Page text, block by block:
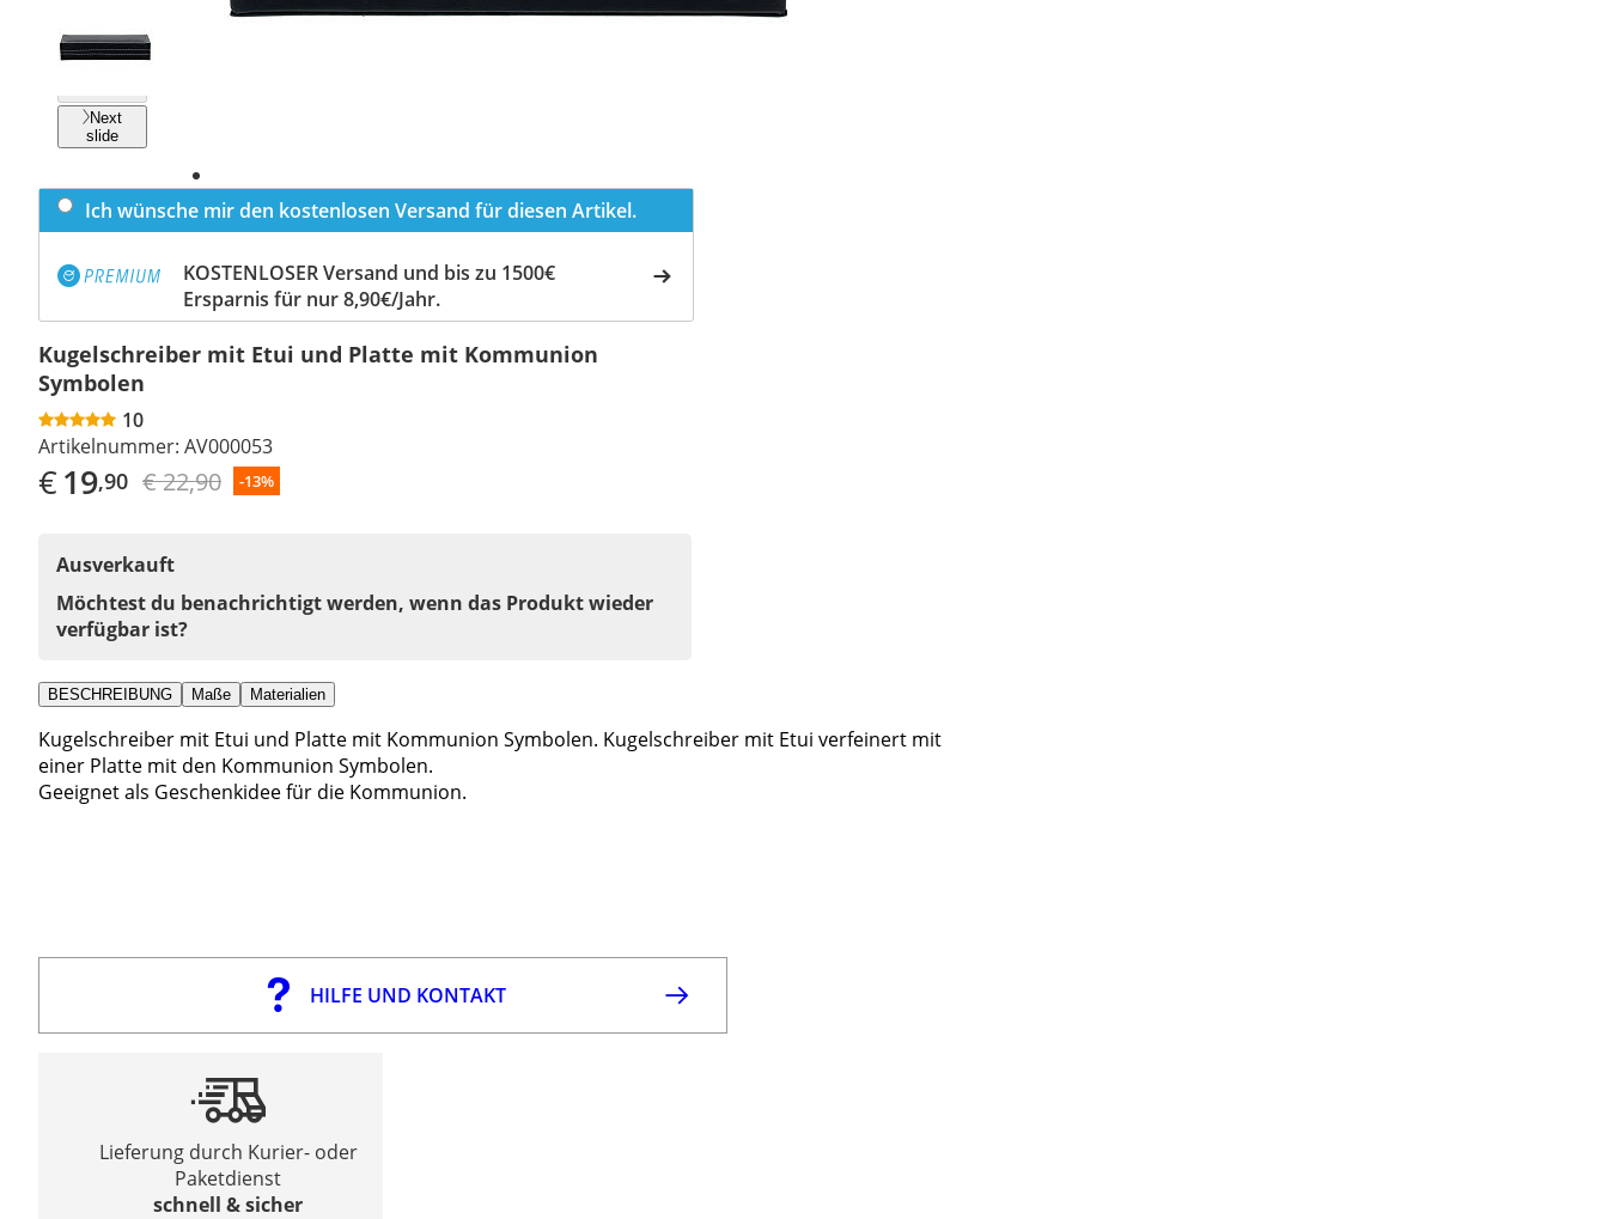
Next
slide
Ich wünsche mir den kostenlosen Versand für diesen Artikel.
KOSTENLOSER Versand und bis zu 1500€
Ersparnis für nur 8,90€/Jahr.
Kugelschreiber mit Etui und Platte mit Kommunion
Symbolen
10
Artikelnummer: AV000053
€19,90 € 22,90 -13%
Ausverkauft
Möchtest du benachrichtigt werden, wenn das Produkt wieder
verfügbar ist?
BESCHREIBUNG Maße Materialien
Kugelschreiber mit Etui und Platte mit Kommunion Symbolen. Kugelschreiber mit Etui verfeinert mit
einer Platte mit den Kommunion Symbolen.
Geeignet als Geschenkidee für die Kommunion.
HILFE UND KONTAKT
Lieferung durch Kurier- oder
Paketdienst
schnell & sicher